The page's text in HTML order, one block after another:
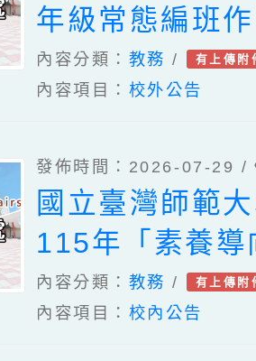
年級常態編班
告
內容分類： 教務 / 有上傳附
內容項目： 校外公告
發佈時間：2026-07-29 /
國立臺灣師範
115年「素養導
量資源建置暨
線上專題講座
內容分類： 教務 / 有上傳附
內容項目： 校內公告